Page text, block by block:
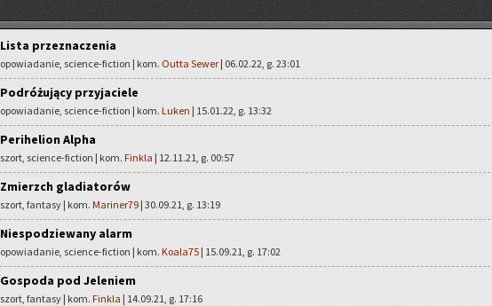
Lista przeznaczenia
opowiadanie, science-fiction | kom. Outta Sewer | 06.02.22, g. 23:01
Podróżujący przyjaciele
opowiadanie, science-fiction | kom. Luken | 15.01.22, g. 13:32
Perihelion Alpha
szort, science-fiction | kom. Finkla | 12.11.21, g. 00:57
Zmierzch gladiatorów
szort, fantasy | kom. Mariner79 | 30.09.21, g. 13:19
Niespodziewany alarm
opowiadanie, science-fiction | kom. Koala75 | 15.09.21, g. 17:02
Gospoda pod Jeleniem
szort, fantasy | kom. Finkla | 14.09.21, g. 17:16